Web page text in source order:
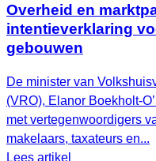
Overheid en
intentieverklaring
gebouwen
De minister van
(VRO), Elanor
met vertegenwoordigers
makelaars, taxateurs en...
Lees artikel